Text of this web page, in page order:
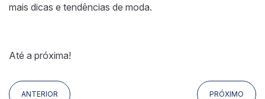
mais dicas e tendências de moda.
Até a próxima!
ANTERIOR PRÓXIMO